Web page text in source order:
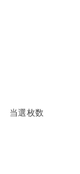
当選枚数